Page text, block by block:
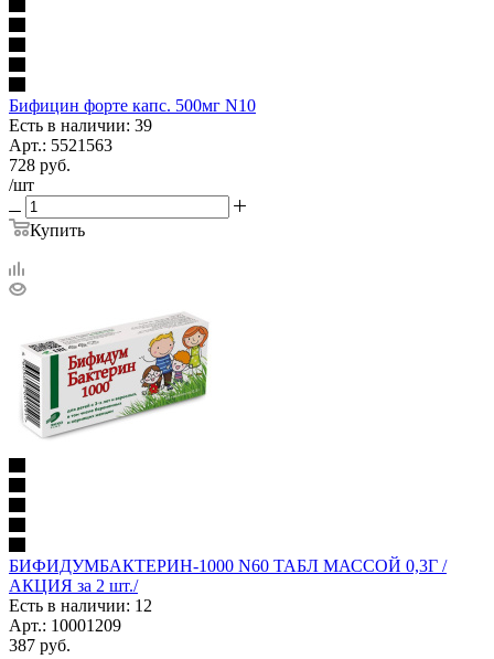
Бифицин форте капс. 500мг N10
Есть в наличии: 39
Арт.: 5521563
728 руб.
/шт
Купить
БИФИДУМБАКТЕРИН-1000 N60 ТАБЛ МАССОЙ 0,3Г /
АКЦИЯ за 2 шт./
Есть в наличии: 12
Арт.: 10001209
387 руб.